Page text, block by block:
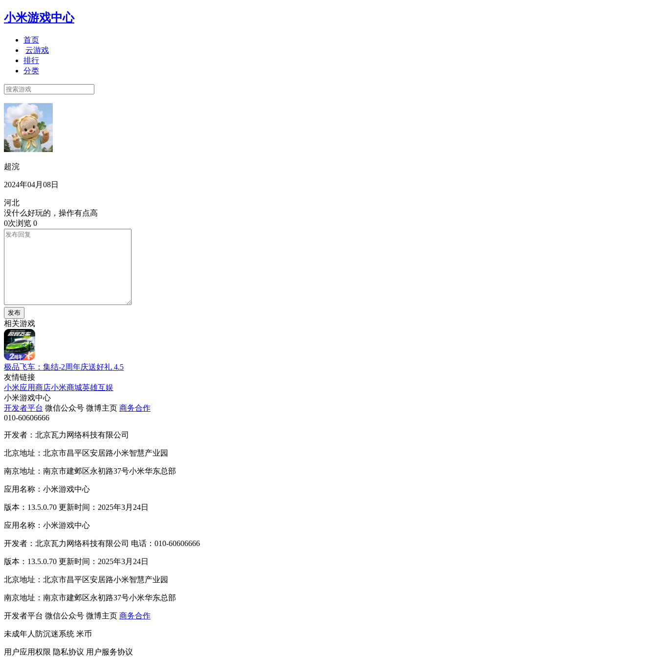
小米游戏中心
首页
云游戏
排行
分类
超浣
2024年04月08日
河北
没什么好玩的，操作有点高
0次浏览 0
发布
相关游戏
极品飞车：集结-2周年庆送好礼 4.5
友情链接
小米应用商店小米商城英雄互娱
小米游戏中心
开发者平台 微信公众号 微博主页 商务合作
010-60606666
开发者：北京瓦力网络科技有限公司
北京地址：北京市昌平区安居路小米智慧产业园
南京地址：南京市建邺区永初路37号小米华东总部
应用名称：小米游戏中心
版本：13.5.0.70 更新时间：2025年3月24日
应用名称：小米游戏中心
开发者：北京瓦力网络科技有限公司 电话：010-60606666
版本：13.5.0.70 更新时间：2025年3月24日
北京地址：北京市昌平区安居路小米智慧产业园
南京地址：南京市建邺区永初路37号小米华东总部
开发者平台 微信公众号 微博主页 商务合作
未成年人防沉迷系统 米币
用户应用权限 隐私协议 用户服务协议